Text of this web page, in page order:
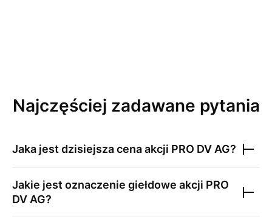
Najczęściej zadawane pytania
Jaka jest dzisiejsza cena akcji PRO DV AG?
Jakie jest oznaczenie giełdowe akcji PRO
DV AG?